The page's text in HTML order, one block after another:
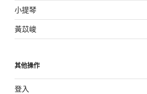
小提琴
黃苡峻
其他操作
登入